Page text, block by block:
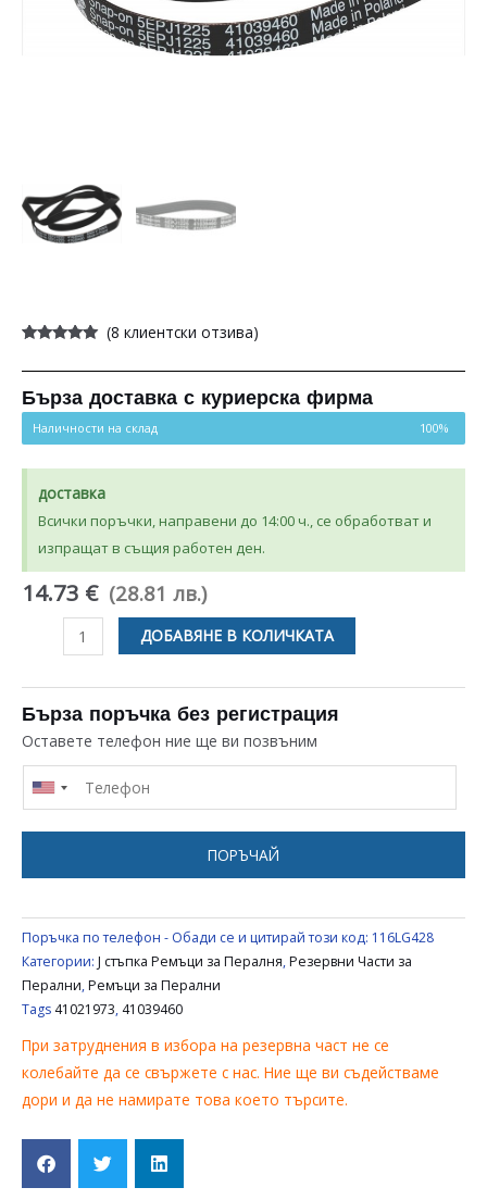
5.00от 5,
потребителски
оценки
(8 клиентски отзива)
Бърза доставка с куриерска фирма
Наличности на склад 100%
доставка
Всички поръчки, направени до 14:00 ч., се обработват и
изпращат в същия работен ден.
14.73 € (28.81 лв.)
количество
РЕМЪК
J
СТЪПКА
1225
5EPJ
CANDY
HOOVER
41021973
,
41039460
ДОБАВЯНЕ В КОЛИЧКАТА
Бърза поръчка без регистрация
Оставете телефон ние ще ви позвъним
ПОРЪЧАЙ
Поръчка по телефон - Обади се и цитирай този код: 116LG428
Категории: J стъпка Ремъци за Пералня,Резервни Части за
Перални,Ремъци за Перални
Tags41021973,41039460
При затруднения в избора на резервна част не се
колебайте да се свържете с нас. Ние ще ви съдействаме
дори и да не намирате това което търсите.